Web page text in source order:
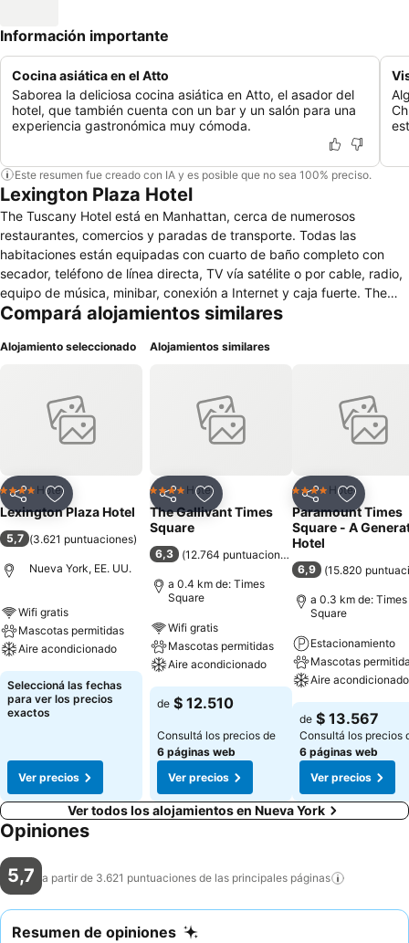
Información importante
Cocina asiática en el Atto
Saborea la deliciosa cocina asiática en Atto, el asador del
hotel, que también cuenta con un bar y un salón para una
experiencia gastronómica muy cómoda.
Este resumen fue creado con IA y es posible que no sea 100% preciso.
Lexington Plaza Hotel
The Tuscany Hotel está en Manhattan, cerca de numerosos
restaurantes, comercios y paradas de transporte. Todas las
habitaciones están equipadas con cuarto de baño completo con
secador, teléfono de línea directa, TV vía satélite o por cable, radio,
equipo de música, minibar, conexión a Internet y caja fuerte. The
Tuscany - A St. Giles Boutique Hotel tiene a tu disposición un área
guardarropa y ascensor. El edificio también alberga una cafetería,
lavandería y de habitaciones. El hotel cuenta con aparcamiento y
garaje. El aeropuerto está a 14 km.
Compará alojamientos similares
Alojamiento seleccionado
CompartirAñadir a favoritos
4 EstrellasHotel
Lexington Plaza Hotel
5,7 (3.621 puntuaciones)
Nueva York, EE. UU.
Wifi gratis
Mascotas permitidas
Aire acondicionado
Seleccioná las fechas
para ver los precios
exactos
Ver precios
Alojamientos similares
CompartirAñadir a favoritos
4 EstrellasHotel
The Gallivant Times
Square
6,3 (12.764 puntuaciones
a 0.4 km de: Times
Square
Wifi gratis
Mascotas permitidas
Aire acondicionado
de $ 12.510
Consultá los precios de
6 páginas web
Ver precios
CompartirAñadir
4 EstrellasHotel
Paramount Times
Square - A
Hotel
6,9 (15.820
a 0.3 km de: Times
Square
Estacionamiento
Mascotas
Aire acondicionado
de $ 13.567
Consultá los precios
6 páginas web
Ver precios
Ver todos los alojamientos en Nueva York
Opiniones
5,7 a partir de 3.621 puntuaciones de las principales páginas
Resumen de opiniones